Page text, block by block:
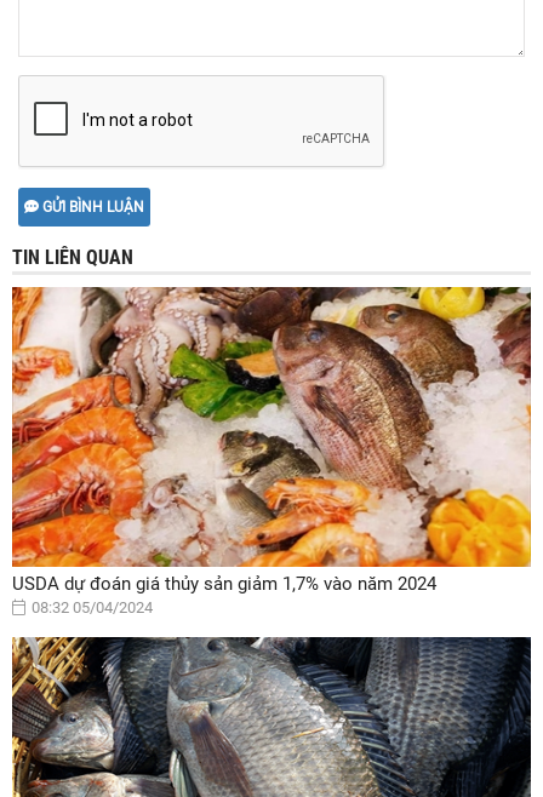
GỬI BÌNH LUẬN
TIN LIÊN QUAN
USDA dự đoán giá thủy sản giảm 1,7% vào năm 2024
08:32 05/04/2024